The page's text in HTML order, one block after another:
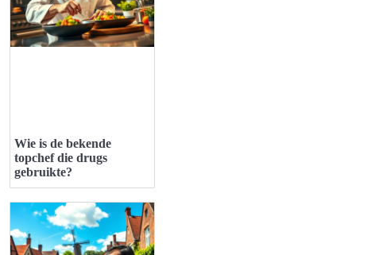
Wie is de bekende
topchef die drugs
gebruikte?